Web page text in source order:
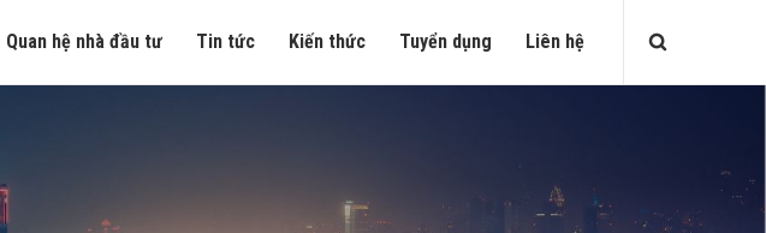
Quan hệ nhà đầu tư Tin tức Kiến thức Tuyển dụng Liên hệ